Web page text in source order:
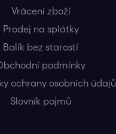
Vrácení zboží
Prodej na splátky
Balík bez starostí
podmínky
ochrany osobních údajů
Slovník pojmů